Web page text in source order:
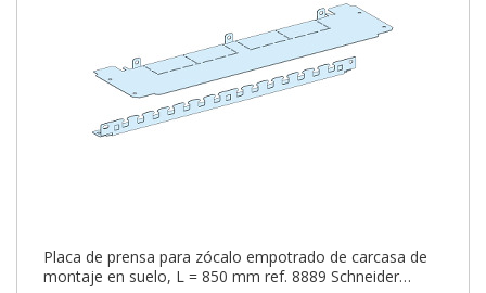
Placa de prensa para zócalo empotrado de carcasa de
montaje en suelo, L = 850 mm ref. 8889 Schneider